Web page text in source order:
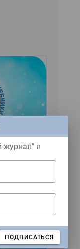
«Мы
журнал" в
ПОДПИСАТЬСЯ